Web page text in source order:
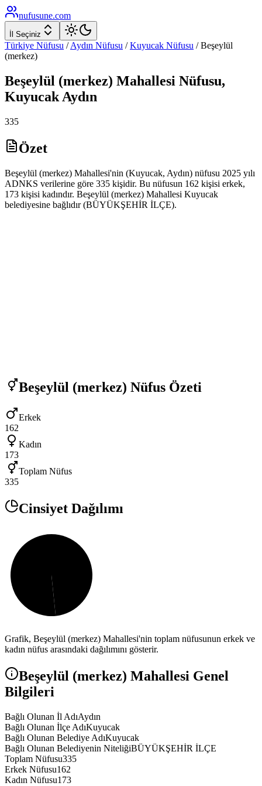
nufusune.com
İl Seçiniz
Türkiye Nüfusu / Aydın Nüfusu / Kuyucak Nüfusu /Beşeylül
(merkez)
Beşeylül (merkez) Mahallesi Nüfusu,
Kuyucak Aydın
335
Özet
Beşeylül (merkez) Mahallesi'nin (Kuyucak, Aydın) nüfusu 2025 yılı
ADNKS verilerine göre 335 kişidir. Bu nüfusun 162 kişisi erkek,
173 kişisi kadındır. Beşeylül (merkez) Mahallesi Kuyucak
belediyesine bağlıdır (BÜYÜKŞEHİR İLÇE).
Beşeylül (merkez) Nüfus Özeti
Erkek
162
Kadın
173
Toplam Nüfus
335
Cinsiyet Dağılımı
Grafik, Beşeylül (merkez) Mahallesi'nin toplam nüfusunun erkek ve
kadın nüfus arasındaki dağılımını gösterir.
Beşeylül (merkez) Mahallesi Genel
Bilgileri
Bağlı Olunan İl AdıAydın
Bağlı Olunan İlçe AdıKuyucak
Bağlı Olunan Belediye AdıKuyucak
Bağlı Olunan Belediyenin NiteliğiBÜYÜKŞEHİR İLÇE
Toplam Nüfusu335
Erkek Nüfusu162
Kadın Nüfusu173